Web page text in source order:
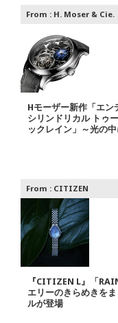
From : H. Moser & Cie.
Hモーザー新作「エ
シリンドリカル トゥ
ックレイン」～光の
From : CITIZEN
『CITIZEN L』「
エリーのきらめきを
ルが登場